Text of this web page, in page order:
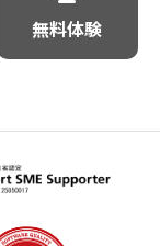
無料体験